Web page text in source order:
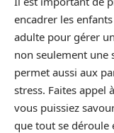
encadrer les
adulte pour gérer
non seulement une
permet aussi aux
stress. Faites appel
vous puissiez
que tout se déroule